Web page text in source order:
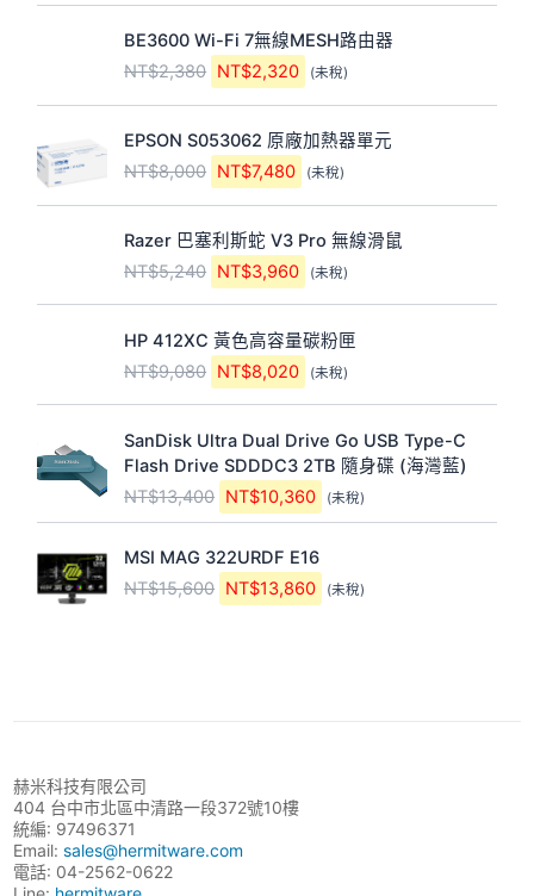
1
3
,
6
2
0
。
9
,
1
0
。
：
N
T
$
2
,
3
0
0
。
：
N
T
$
2
,
0
0
。
BE3600 Wi-Fi 7無線MESH路由器
NT$2,380
原
始
價
格
：
N
T
$
2
,
3
8
0
。
NT$2,320
目
前
價
格
：
N
T
$
2
,
3
2
0
。
(未稅)
EPSON S053062 原廠加熱器單元
NT$8,000
原
始
價
格
：
N
T
$
8
,
0
0
0
。
NT$7,480
目
前
價
格
：
N
T
$
7
,
4
8
0
。
(未稅)
Razer 巴塞利斯蛇 V3 Pro 無線滑鼠
NT$5,240
原
始
價
格
：
N
T
$
5
2
4
0
。
NT$3,960
目
前
價
格
：
N
T
$
3
,
9
6
0
。
(未稅)
HP 412XC 黃色高容量碳粉匣
NT$9,080
原
始
價
格
：
T
$
9
,
0
8
NT$8,020
目
前
價
格
：
N
T
$
8
,
0
2
(未稅)
SanDisk Ultra Dual Drive Go USB Type-C
Flash Drive SDDDC3 2TB 隨身碟 (海灣藍)
NT$13,400
始
價
格
：
N
T
$
NT$10,360
目
前
價
格
：
T
$
(未稅)
MSI MAG 322URDF E16
NT$15,600
原
始
價
,
0
NT$13,860
前
價
(未稅)
赫米科技有限公司
404 台中市北區中清路一段372號10樓
統編: 97496371
Email:sales@hermitware.com
電話: 04-2562-0622